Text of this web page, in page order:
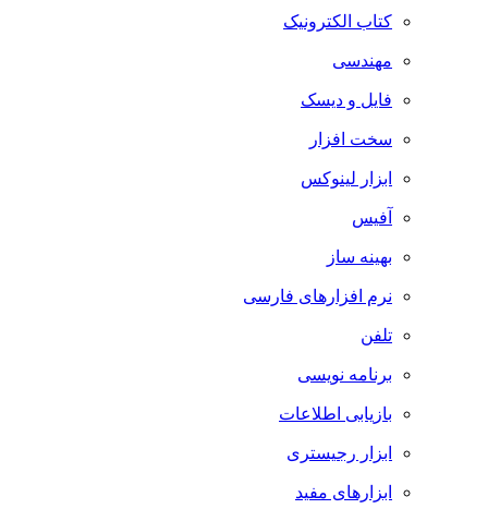
کتاب الکترونیک
مهندسی
فایل و دیسک
سخت افزار
ابزار لینوکس
آفیس
بهینه ساز
نرم افزارهای فارسی
تلفن
برنامه نویسی
بازیابی اطلاعات
ابزار رجیستری
ابزارهای مفید